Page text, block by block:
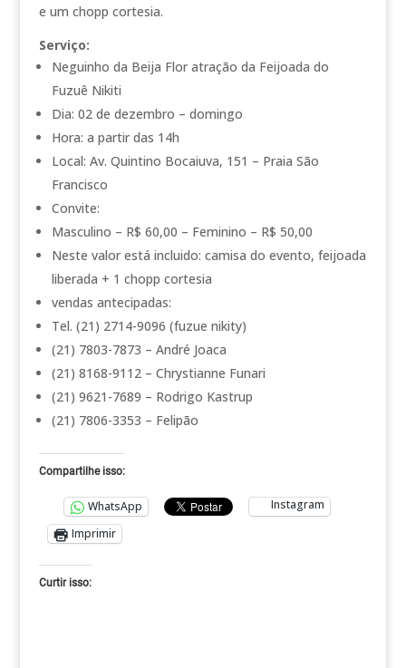
e um chopp cortesia.
Serviço:
Neguinho da Beija Flor atração da Feijoada do
Fuzuê Nikiti
Dia: 02 de dezembro – domingo
Hora: a partir das 14h
Local: Av. Quintino Bocaiuva, 151 – Praia São
Francisco
Convite:
Masculino – R$ 60,00 – Feminino – R$ 50,00
Neste valor está incluido: camisa do evento, feijoada
liberada + 1 chopp cortesia
vendas antecipadas:
Tel. (21) 2714-9096 (fuzue nikity)
(21) 7803-7873 – André Joaca
(21) 8168-9112 – Chrystianne Funari
(21) 9621-7689 – Rodrigo Kastrup
(21) 7806-3353 – Felipão
Compartilhe isso:
WhatsApp
Instagram
Imprimir
Curtir isso: